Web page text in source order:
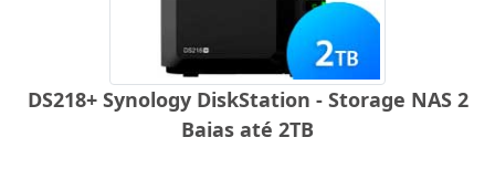
DS218+ Synology DiskStation - Storage NAS 2
Baias até 2TB